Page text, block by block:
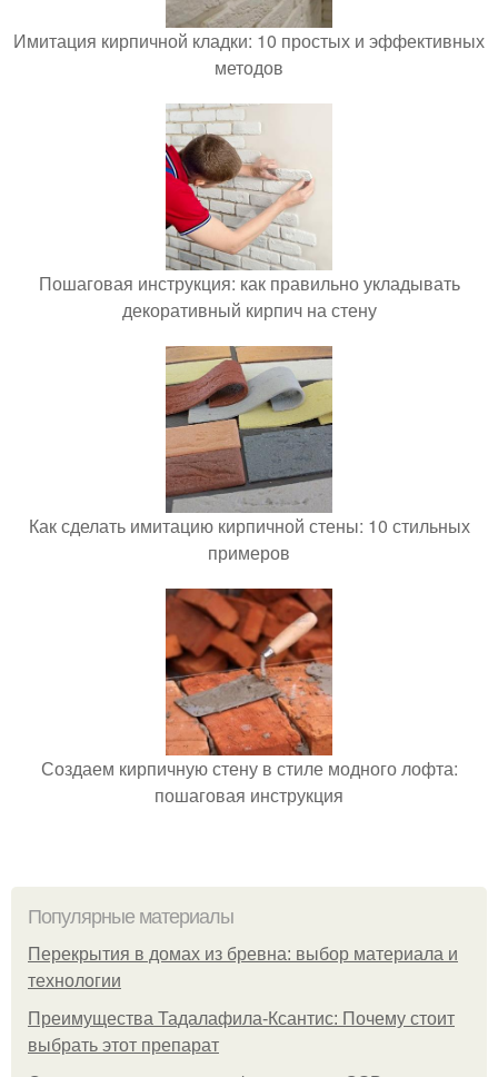
Имитация кирпичной кладки: 10 простых и эффективных
методов
Пошаговая инструкция: как правильно укладывать
декоративный кирпич на стену
Как сделать имитацию кирпичной стены: 10 стильных
примеров
Создаем кирпичную стену в стиле модного лофта:
пошаговая инструкция
Популярные материалы
Перекрытия в домах из бревна: выбор материала и
технологии
Преимущества Тадалафила-Ксантис: Почему стоит
выбрать этот препарат